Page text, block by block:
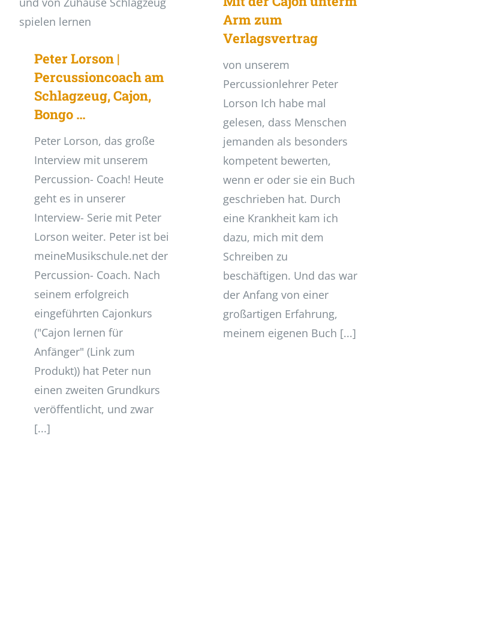
Peter Lorson |
Percussioncoach am
Schlagzeug, Cajon,
Bongo …
Peter Lorson, das große
Interview mit unserem
Percussion- Coach! Heute
geht es in unserer
Interview- Serie mit Peter
Lorson weiter. Peter ist bei
meineMusikschule.net der
Percussion- Coach. Nach
seinem erfolgreich
eingeführten Cajonkurs
("Cajon lernen für
Anfänger" (Link zum
Produkt)) hat Peter nun
einen zweiten Grundkurs
veröffentlicht, und zwar
[...]
Arm zum
Verlagsvertrag
von unserem
Percussionlehrer Peter
Lorson Ich habe mal
gelesen, dass Menschen
jemanden als besonders
kompetent bewerten,
wenn er oder sie ein Buch
geschrieben hat. Durch
eine Krankheit kam ich
dazu, mich mit dem
Schreiben zu
beschäftigen. Und das war
der Anfang von einer
großartigen Erfahrung,
meinem eigenen Buch [...]